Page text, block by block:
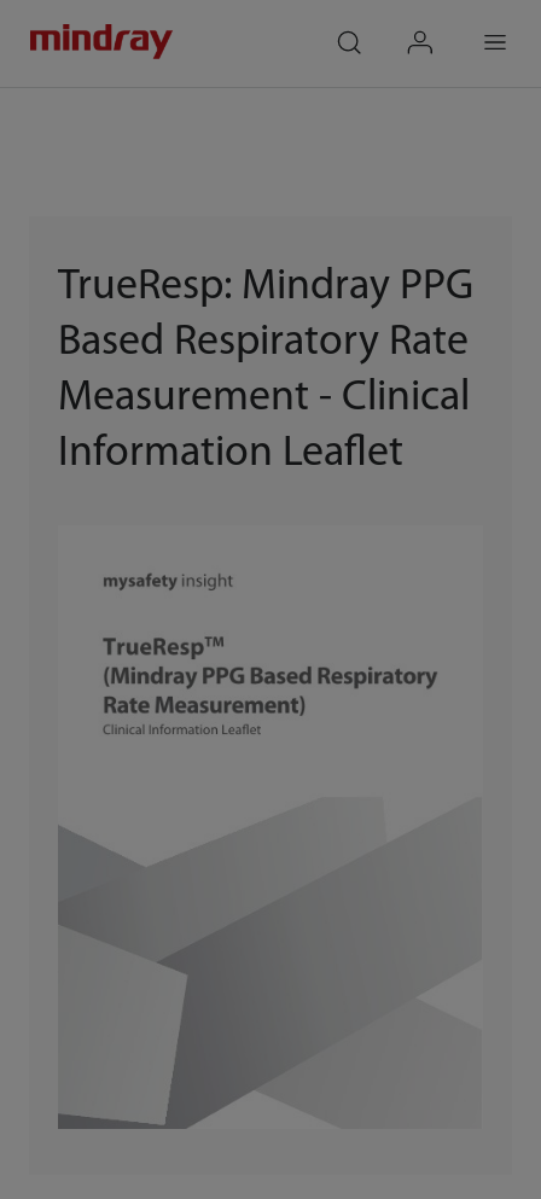
TrueResp: Mindray PPG
Based Respiratory Rate
Measurement - Clinical
Information Leaflet